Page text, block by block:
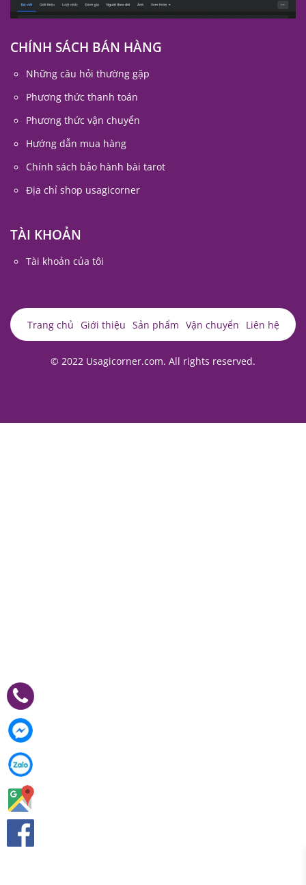
CHÍNH SÁCH BÁN HÀNG
Những câu hỏi thường gặp
Phương thức thanh toán
Phương thức vận chuyển
Hướng dẫn mua hàng
Chính sách bảo hành bài tarot
Địa chỉ shop usagicorner
TÀI KHOẢN
Tài khoản của tôi
Trang chủ Giới thiệu Sản phẩm Vận chuyển Liên hệ
© 2022 Usagicorner.com. All rights reserved.